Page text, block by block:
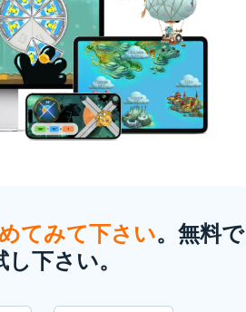
てみて下さい。無料で
し下さい。